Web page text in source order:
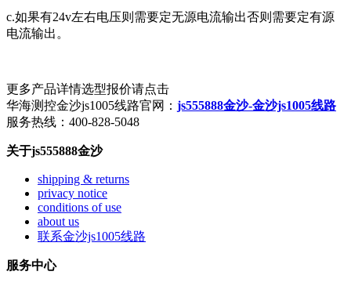
c.如果有24v左右电压则需要定无源电流输出否则需要定有源
电流输出。
更多产品详情选型报价请点击
华海测控金沙js1005线路官网： js555888金沙-金沙js1005线路
服务热线：400-828-5048
关于js555888金沙
shipping & returns
privacy notice
conditions of use
about us
联系金沙js1005线路
服务中心